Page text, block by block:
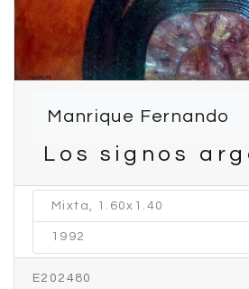
Manrique Fernando
Los signos
Mixta, 1.60x1.40
1992
E202480